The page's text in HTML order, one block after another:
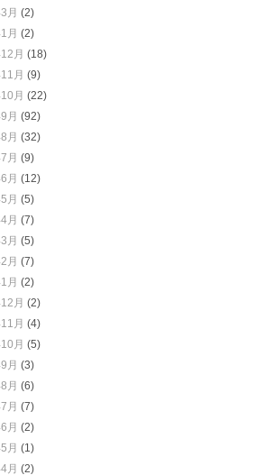
月 (2)
月 (2)
月 (18)
月 (9)
月 (22)
月 (92)
月 (32)
月 (9)
月 (12)
月 (5)
月 (7)
月 (5)
月 (7)
月 (2)
月 (2)
月 (4)
月 (5)
月 (3)
月 (6)
月 (7)
月 (2)
月 (1)
月 (2)